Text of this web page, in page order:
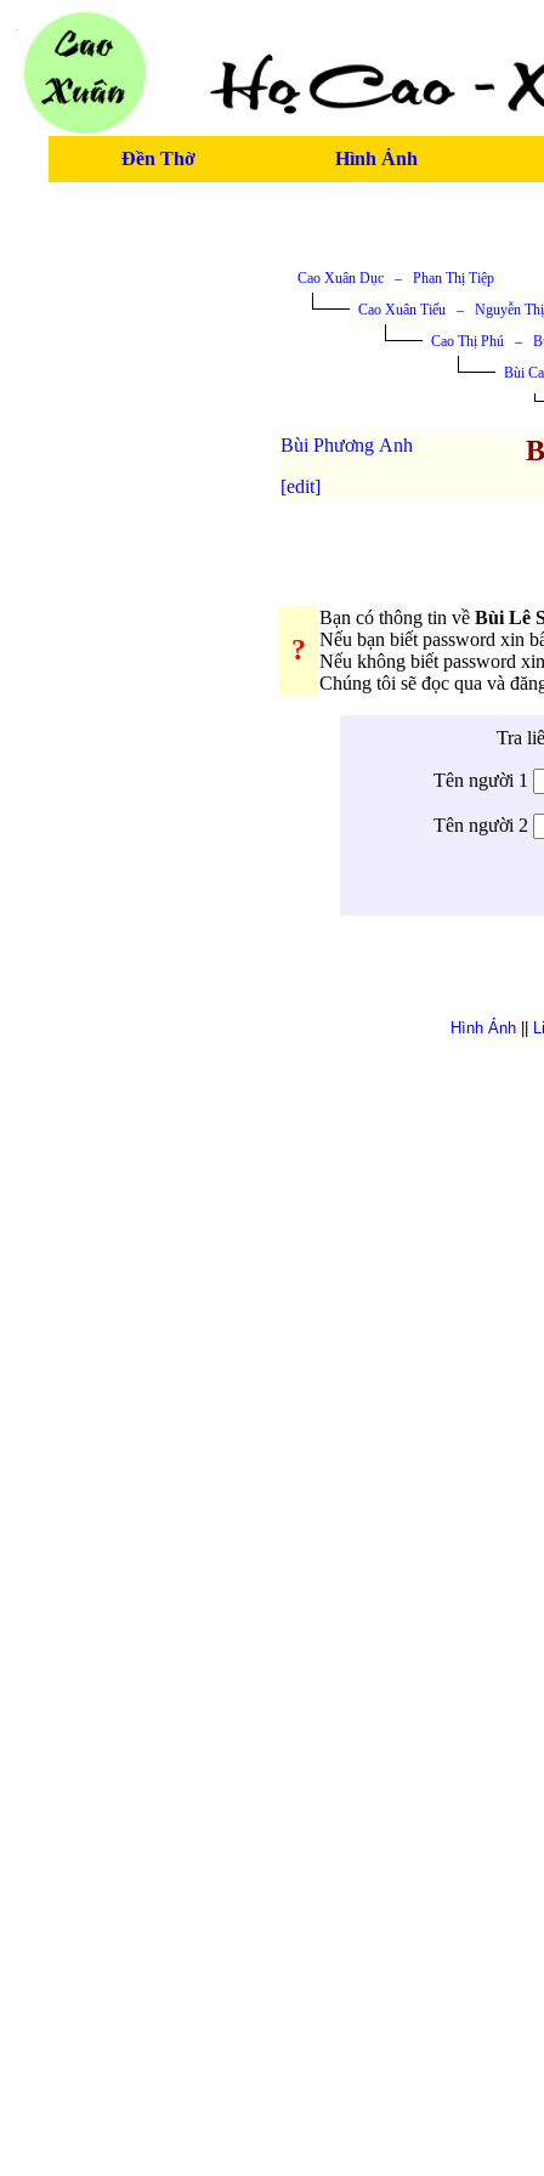
Đền Thờ Hình Ảnh
Cao Xuân Dục – Phan Thị Tiệp
Cao Xuân Tiếu – Nguyễn
Cao Thị Phú –
Bùi
Bùi Phương Anh
[edit]
?
Bạn có thông tin về Bùi Lê
Nếu bạn biết password xin
Nếu không biết password
Chúng tôi sẽ đọc qua và
Tra
Tên người 1
Tên người 2
Hình Ảnh